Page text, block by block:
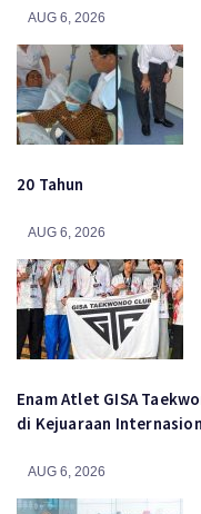
AUG 6, 2026
20 Tahun
AUG 6, 2026
Enam Atlet GISA
di Kejuaraan
AUG 6, 2026